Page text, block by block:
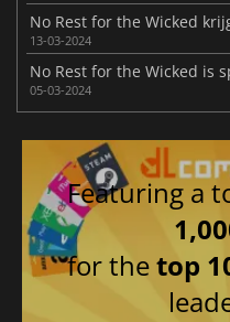
No Rest for the Wicked
13-03-2024
No Rest for the Wicked is
05-03-2024
Featuring a
for thetop